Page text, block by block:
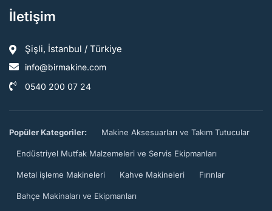
İletişim
Şişli, İstanbul / Türkiye
info@birmakine.com
0540 200 07 24
Popüler Kategoriler: Makine Aksesuarları ve Takım Tutucular
Endüstriyel Mutfak Malzemeleri ve Servis Ekipmanları
Metal işleme Makineleri Kahve Makineleri Fırınlar
Bahçe Makinaları ve Ekipmanları